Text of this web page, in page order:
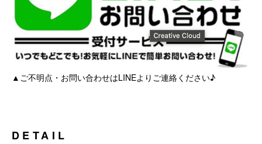
▲ご不明点・お問い合わせはLINEよりご連絡ください♪
DETAIL